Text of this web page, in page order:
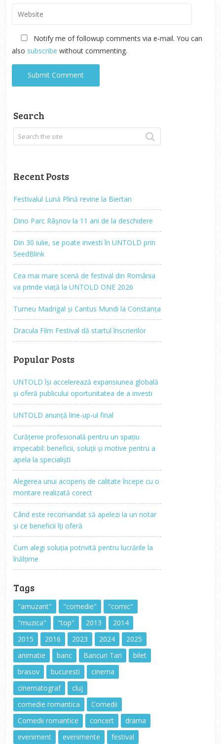
Notify me of followup comments via e-mail. You can
also subscribe without commenting.
Search
Recent Posts
Festivalul Lună Plină revine la Biertan
Dino Parc Râșnov la 11 ani de la deschidere
Din 30 iulie, se poate investi în UNTOLD prin
SeedBlink
Cea mai mare scenă de festival din România
va prinde viață la UNTOLD ONE 2026
Turneu Madrigal și Cantus Mundi la Constanța
Dracula Film Festival dă startul înscrierilor
Popular Posts
UNTOLD își accelerează expansiunea globală
și oferă publicului oportunitatea de a investi
UNTOLD anunță line-up-ul final
Curățenie profesională pentru un spațiu
impecabil: beneficii, soluții și motive pentru a
apela la specialiști
Alegerea unui acoperiș de calitate începe cu o
montare realizată corect
Când este recomandat să apelezi la un notar
și ce beneficii îți oferă
Cum alegi soluția potrivită pentru lucrările la
înălțime
Tags
"amuzant" "comedie"
"comic"
"muzica"
"top" 2013
2014
2015
2016 2023 2024
2025
animatie
banc Bancuri Tari
bilet
brasov
bucuresti
cinema
cinematograf
cluj
comedie romantica
Comedii
Comedii romantice
concert
drama
eveniment
evenimente festival